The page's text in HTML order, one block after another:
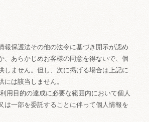
報保護法その他の法令に基づき開示が認め
、あらかじめお客様の同意を得ないで、個
しません。但し、次に掲げる場合は上記に
には該当しません。
用目的の達成に必要な範囲内において個人
は一部を委託することに伴って個人情報を